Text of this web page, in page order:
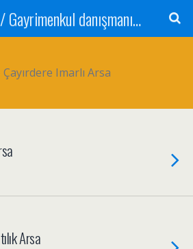
Emlak ofisi / Gayrimenkul danışmanı Satılık daire / Kiralık daire Satılık arsa / Tarla Satılık dükkan / Mağaza Devren satılık işyeri Depo ve antrepo Yatırım: Yatırımlık arsa
Çayırdere Imarlı Arsa
Arsa